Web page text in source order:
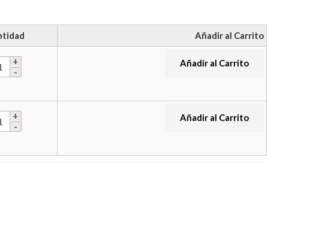
Añadir al Carrito
Añadir al Carrito
Añadir al Carrito